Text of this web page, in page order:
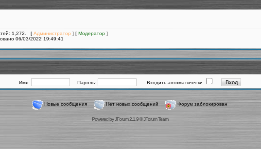
1,272. [ Администратор ] [ Модератор ]
06/03/2022 19:49:41
Имя: Пароль: Входить автоматически
Новые сообщения Нет новых сообщений Форум заблокирован
Powered byJForum 2.1.9©JForum Team